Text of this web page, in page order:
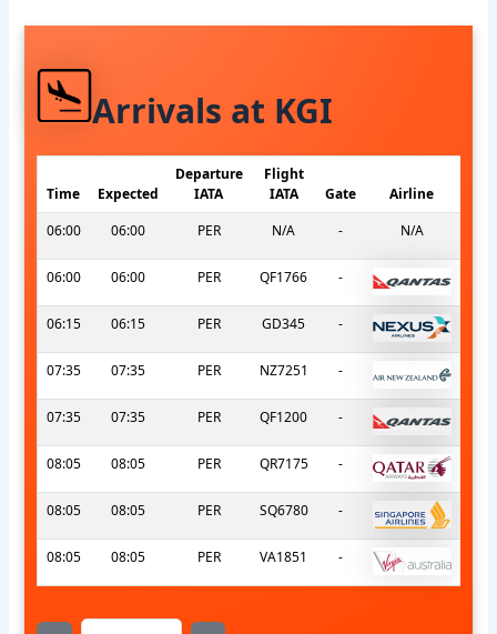
Arrivals at KGI
Time Expected
Departure
IATA
Flight
IATA
Gate
Airline
06:00
06:00 PER N/A - N/A
06:00 06:00 PER QF1766 -
06:15 06:15 PER GD345 -
07:35 07:35 PER NZ7251 -
07:35 07:35 PER QF1200 -
08:05 08:05 PER QR7175 -
08:05 08:05 PER SQ6780 -
08:05 08:05 PER VA1851 -